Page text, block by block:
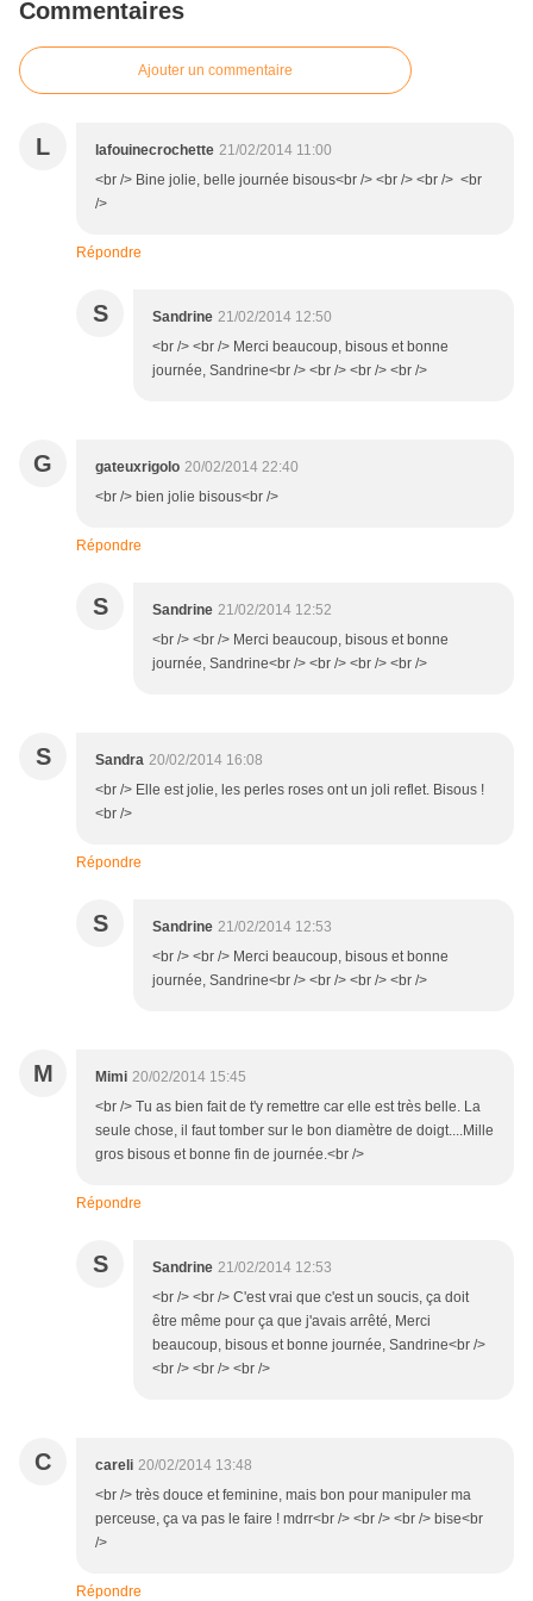
Commentaires
Ajouter un commentaire
L lafouinecrochette 21/02/2014 11:00
<br /> Bine jolie, belle journée bisous<br /> <br /> <br /> <br
/>
Répondre
S Sandrine 21/02/2014 12:50
<br /> <br /> Merci beaucoup, bisous et bonne
journée, Sandrine<br /> <br /> <br /> <br />
G gateuxrigolo 20/02/2014 22:40
<br /> bien jolie bisous<br />
Répondre
S Sandrine 21/02/2014 12:52
<br /> <br /> Merci beaucoup, bisous et bonne
journée, Sandrine<br /> <br /> <br /> <br />
S Sandra 20/02/2014 16:08
<br /> Elle est jolie, les perles roses ont un joli reflet. Bisous !
<br />
Répondre
S Sandrine 21/02/2014 12:53
<br /> <br /> Merci beaucoup, bisous et bonne
journée, Sandrine<br /> <br /> <br /> <br />
M Mimi 20/02/2014 15:45
<br /> Tu as bien fait de t'y remettre car elle est très belle. La
seule chose, il faut tomber sur le bon diamètre de doigt....Mille
gros bisous et bonne fin de journée.<br />
Répondre
S Sandrine 21/02/2014 12:53
<br /> <br /> C'est vrai que c'est un soucis, ça doit
être même pour ça que j'avais arrêté, Merci
beaucoup, bisous et bonne journée, Sandrine<br />
<br /> <br /> <br />
C careli 20/02/2014 13:48
<br /> très douce et feminine, mais bon pour manipuler ma
perceuse, ça va pas le faire ! mdrr<br /> <br /> <br /> bise<br
/>
Répondre